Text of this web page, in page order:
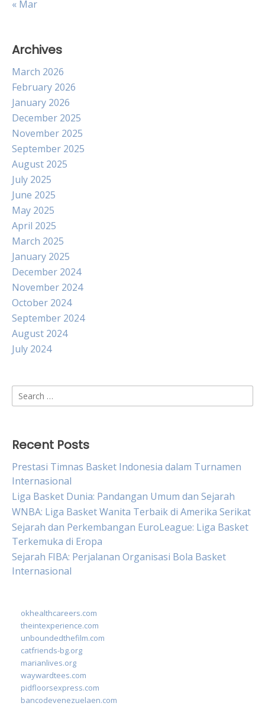
« Mar
Archives
March 2026
February 2026
January 2026
December 2025
November 2025
September 2025
August 2025
July 2025
June 2025
May 2025
April 2025
March 2025
January 2025
December 2024
November 2024
October 2024
September 2024
August 2024
July 2024
Search
for:
Recent Posts
Prestasi Timnas Basket Indonesia dalam Turnamen
Internasional
Liga Basket Dunia: Pandangan Umum dan Sejarah
WNBA: Liga Basket Wanita Terbaik di Amerika Serikat
Sejarah dan Perkembangan EuroLeague: Liga Basket
Terkemuka di Eropa
Sejarah FIBA: Perjalanan Organisasi Bola Basket
Internasional
okhealthcareers.com
theintexperience.com
unboundedthefilm.com
catfriends-bg.org
marianlives.org
waywardtees.com
pidfloorsexpress.com
bancodevenezuelaen.com